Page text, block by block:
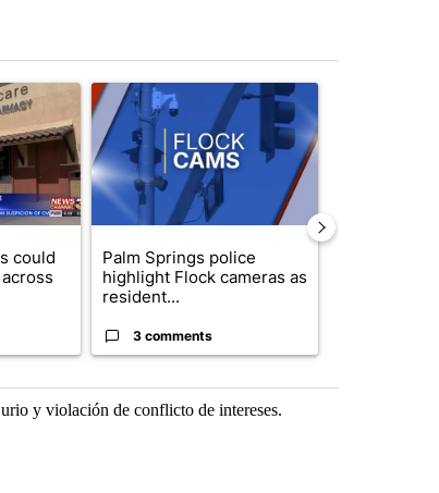
"Federal SNAP cuts could increase demand across the
could
A trending article titled "Palm Springs police
Palm Springs police
highlight Flock cameras as
resident...
3 comments
y violación de conflicto de intereses.